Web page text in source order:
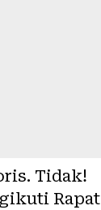
Tidak!
Rapat